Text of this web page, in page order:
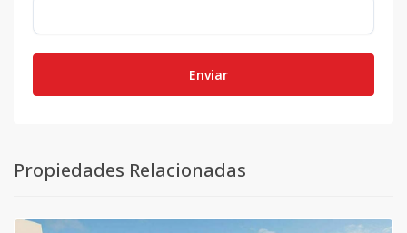
Enviar
Propiedades Relacionadas